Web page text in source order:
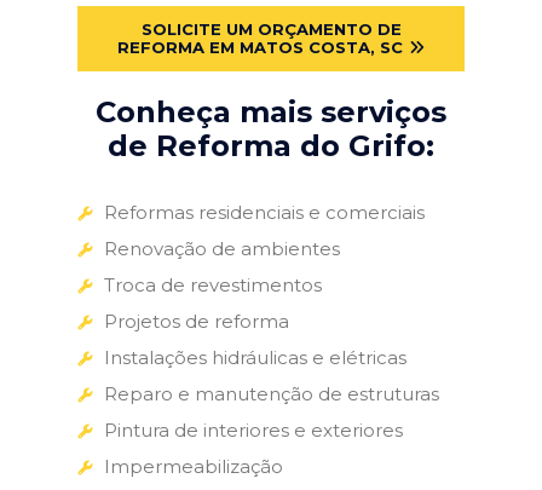
SOLICITE UM ORÇAMENTO DE
REFORMA EM MATOS COSTA, SC
Conheça mais serviços
de Reforma do Grifo:
Reformas residenciais e comerciais
Renovação de ambientes
Troca de revestimentos
Projetos de reforma
Instalações hidráulicas e elétricas
Reparo e manutenção de estruturas
Pintura de interiores e exteriores
Impermeabilização